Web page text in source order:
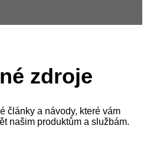
zdroje
články a návody, které vám
našim produktům a službám.